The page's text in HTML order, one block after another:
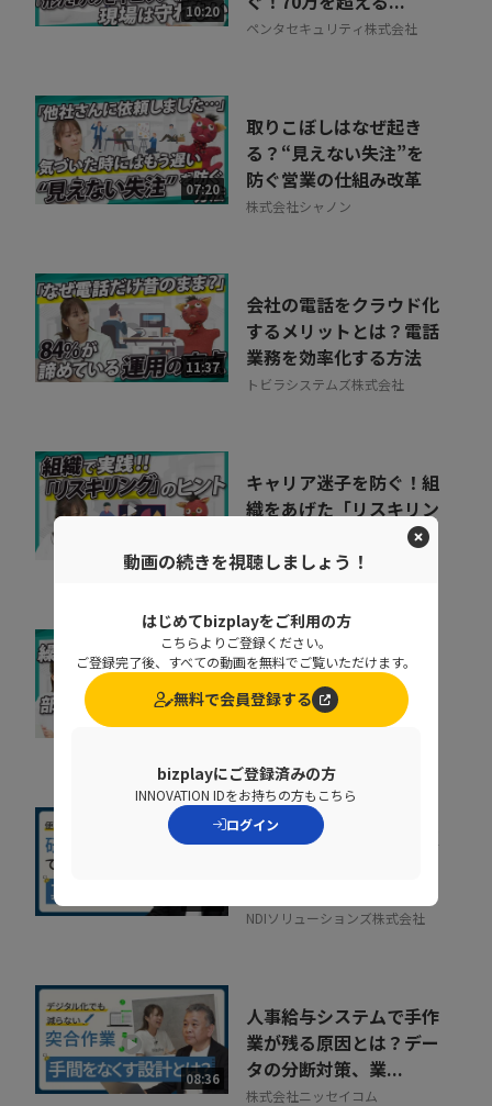
10:20
ペンタセキュリティ株式会社
07:20
取りこぼしはなぜ起き
る？“見えない失注”を
防ぐ営業の仕組み改革
株式会社シャノン
11:37
会社の電話をクラウド化
するメリットとは？電話
業務を効率化する方法
トビラシステムズ株式会社
キャリア迷子を防ぐ！組
織をあげた「リスキリン
株式会社ベネッセコーポレーシ
なぜ部下は同じことを聞
くのか？質問対応の時間
をゼロにする方法
社内に蔓延していた「便
NDIソリューションズ株式会社
08:36
人事給与システムで手作
業が残る原因とは？デー
タの分断対策、業...
株式会社ニッセイコム
動画の続きを視聴しましょう！
はじめてbizplayをご利用の方
こちらよりご登録ください。
ご登録完了後、すべての動画を無料でご覧いただけます。
無料で会員登録する
bizplayにご登録済みの方
INNOVATION IDをお持ちの方もこちら
ログイン